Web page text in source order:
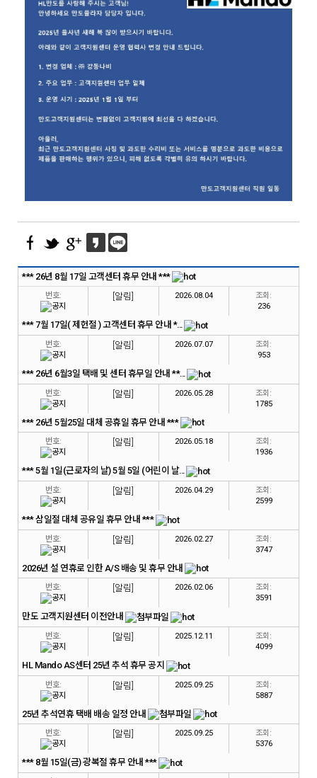
번호: [알림]
*** 26년 8월 17일 고객센터 휴무 안내 ***
2026.08.04
조회:
236
번호: [알림]
*** 7월 17일( 제헌절 ) 고객센터 휴무 안내 *...
2026.07.07
조회:
953
번호: [알림]
*** 26년 6월3일 택배 및 센터 휴무일 안내 **...
2026.05.28
조회:
1785
번호: [알림]
*** 26년 5월25일 대체 공휴일 휴무 안내 ***
2026.05.18
조회:
1936
번호: [알림]
*** 5월 1일(근로자의 날) 5월 5일 (어린이 날...
2026.04.29
조회:
2599
번호: [알림]
*** 삼일절 대체 공유일 휴무 안내 ***
2026.02.27
조회:
3747
번호: [알림]
2026년 설 연휴로 인한 A/S 배송 및 휴무 안내
2026.02.06
조회:
3591
번호: [알림]
만도 고객지원센터 이전안내
2025.12.11
조회:
4099
번호: [알림]
HL Mando AS센터 25년 추석 휴무 공지
2025.09.25
조회:
5887
번호: [알림]
25년 추석연휴 택배 배송 일정 안내
2025.09.25
조회:
5376
*** 8월 15일(금) 광복절 휴무 안내 ***